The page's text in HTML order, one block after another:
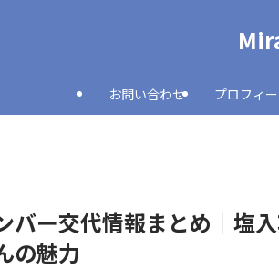
お問い合わせ プロフィ
バー交代情報まとめ｜塩
の魅力